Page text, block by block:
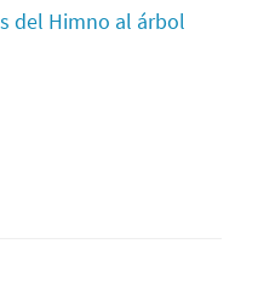
del Himno al árbol